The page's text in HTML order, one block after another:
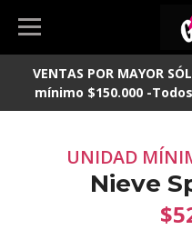
VENTAS POR MAYOR
mínimo $150.000 -
UNIDAD
Nieve